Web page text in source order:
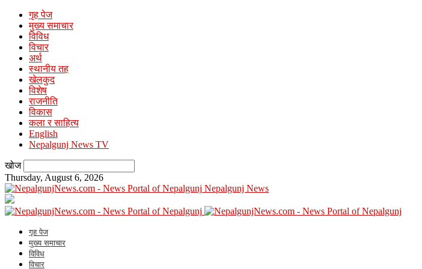
गृह पेज
मुख्य समाचार
विविध
विचार
अर्थ
स्थानीय तह
खेलकुद
विशेष
राजनीति
विकास
कला र साहित्य
English
Nepalgunj News TV
खोज
Thursday, August 6, 2026
Nepalgunj News
गृह पेज
मुख्य समाचार
विविध
विचार